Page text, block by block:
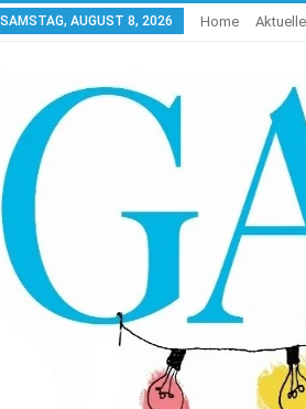
SAMSTAG, AUGUST 8, 2026 Home